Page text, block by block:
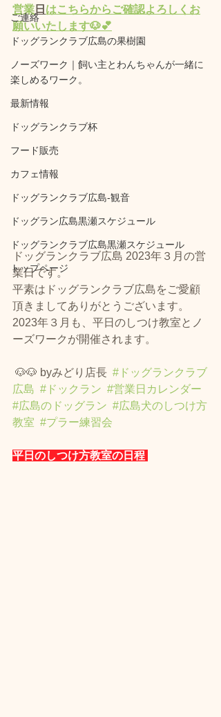
ご連絡
ドッグランクラブ広島の果樹園
ノーズワーク｜飼い主とわんちゃんが一緒に
楽しめるワーク。
最新情報
ドッグランクラブ杯
フード販売
カフェ情報
ドッグランクラブ広島‐観音
ドッグラン広島黒瀬スケジュール
ドッグランクラブ広島黒瀬スケジュール
トップページ
営業 日 はこちらからご確認よろしくお
願いいたします🐶💕
ドッグランクラブ広島 2023年３月の営
業日です。
平素はドッグランクラブ広島をご愛顧
頂きましてありがとうございます。
2023年３月も、平日のしつけ教室とノ
ーズワークが開催されます。
🐶🐶 byみどり店長 #ドッグランクラブ
広島 #ドックラン #営業日カレンダー
#広島のドッグラン #広島犬のしつけ方
教室 #プラー練習会
平日のしつけ方教室の日程